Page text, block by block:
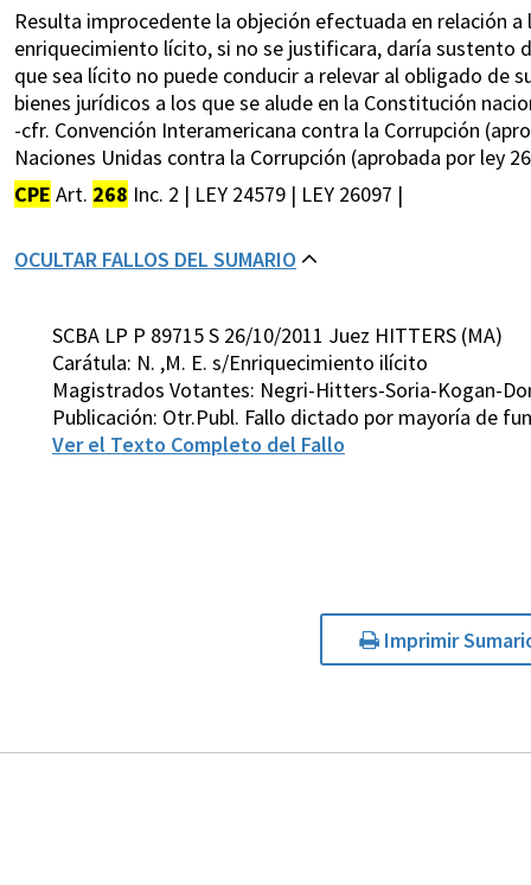
Resulta improcedente la objeción efectuada en relación
enriquecimiento lícito, si no se justificara, daría sustento
que sea lícito no puede conducir a relevar al obligado de
bienes jurídicos a los que se alude en la Constitución
-cfr. Convención Interamericana contra la Corrupción
Naciones Unidas contra la Corrupción (aprobada por ley
CPE Art. 268 Inc. 2 | LEY 24579 | LEY 26097 |
OCULTAR FALLOS DEL SUMARIO
SCBA LP P 89715 S 26/10/2011 Juez HITTERS (MA)
Carátula: N. ,M. E. s/Enriquecimiento ilícito
Magistrados Votantes: Negri-Hitters-Soria-Kogan-
Publicación: Otr.Publ. Fallo dictado por mayoría de
Ver el Texto Completo del Fallo
Imprimir